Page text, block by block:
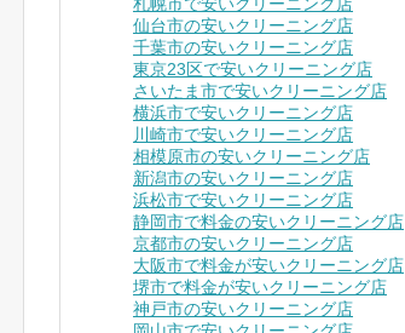
札幌市で安いクリーニング店
仙台市の安いクリーニング店
千葉市の安いクリーニング店
東京23区で安いクリーニング店
さいたま市で安いクリーニング店
横浜市で安いクリーニング店
川崎市で安いクリーニング店
相模原市の安いクリーニング店
新潟市の安いクリーニング店
浜松市で安いクリーニング店
静岡市で料金の安いクリーニング店
京都市の安いクリーニング店
大阪市で料金が安いクリーニング店
堺市で料金が安いクリーニング店
神戸市の安いクリーニング店